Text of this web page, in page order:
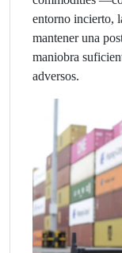
entorno incierto,
mantener una
maniobra
adversos.